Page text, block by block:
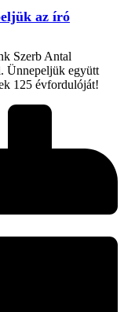
az író
Szerb Antal
Ünnepeljük együtt
125 évfordulóját!